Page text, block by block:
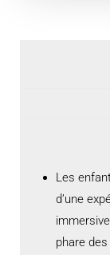
Les
d’une
phare